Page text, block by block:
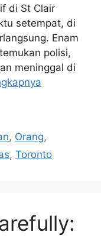
di St Clair
setempat, di
Enam
polisi,
meninggal di
, Orang,
, Toronto